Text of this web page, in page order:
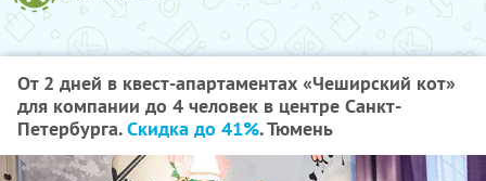
От 2 дней в квест-апартаментах «Чеширский кот»
для компании до 4 человек в центре Санкт-
Петербурга.Скидка до 41%. Тюмень